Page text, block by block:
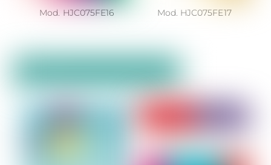
Mod. HJC075FE16 Mod. HJC075FE17